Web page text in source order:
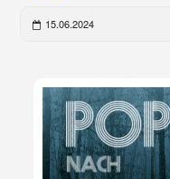
15.06.2024